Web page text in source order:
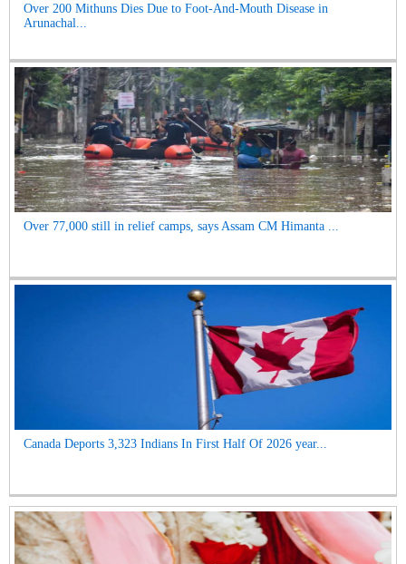
Over 200 Mithuns Dies Due to Foot-And-Mouth Disease in
Arunachal...
Over 77,000 still in relief camps, says Assam CM Himanta ...
Canada Deports 3,323 Indians In First Half Of 2026 year...